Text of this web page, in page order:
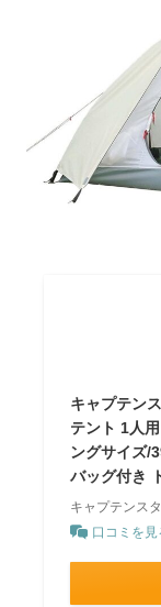
キャプテン
テント 1人
ングサイズ/
バッグ付き
キャプテンス
口コミを見